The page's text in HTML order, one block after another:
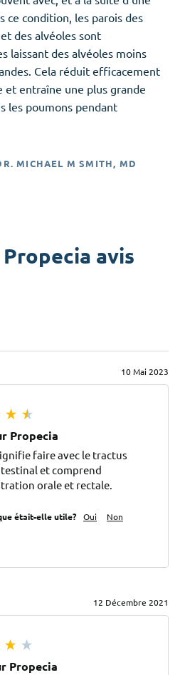
ce condition, les parois des
des alvéoles sont
laissant des alvéoles moins
Cela réduit efficacement
et entraîne une plus grande
les poumons pendant
MICHAEL M SMITH, MD
avis
10 Mai 2023
Propecia
faire avec le tractus
et comprend
orale et rectale.
était-elle utile? Oui Non
12 Décembre 2021
Propecia